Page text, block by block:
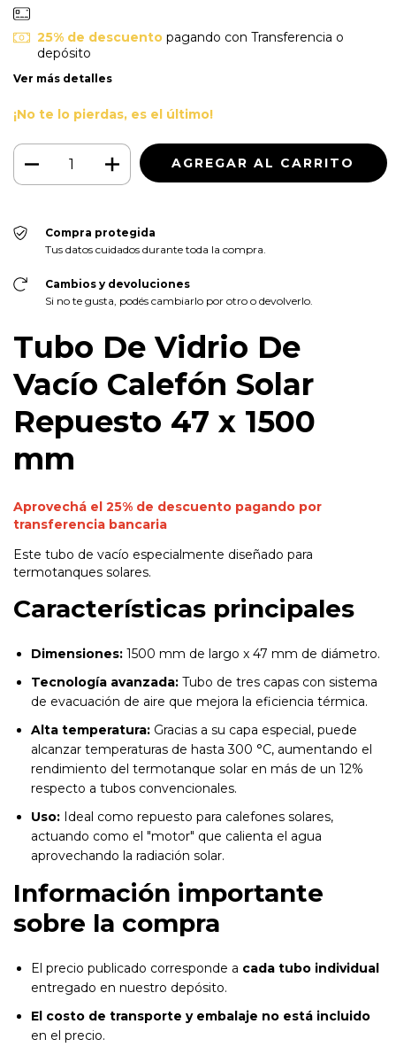
25% de descuentopagando con Transferencia o
depósito
Ver más detalles
¡No te lo pierdas, es el último!
Compra protegida
Tus datos cuidados durante toda la compra.
Cambios y devoluciones
Si no te gusta, podés cambiarlo por otro o devolverlo.
Tubo De Vidrio De
Vacío Calefón Solar
Repuesto 47 x 1500
mm
Aprovechá el 25% de descuento pagando por
transferencia bancaria
Este tubo de vacío especialmente diseñado para
termotanques solares.
Características principales
Dimensiones: 1500 mm de largo x 47 mm de diámetro.
Tecnología avanzada: Tubo de tres capas con sistema
de evacuación de aire que mejora la eficiencia térmica.
Alta temperatura: Gracias a su capa especial, puede
alcanzar temperaturas de hasta 300 °C, aumentando el
rendimiento del termotanque solar en más de un 12%
respecto a tubos convencionales.
Uso: Ideal como repuesto para calefones solares,
actuando como el "motor" que calienta el agua
aprovechando la radiación solar.
Información importante
sobre la compra
El precio publicado corresponde a cada tubo individual
entregado en nuestro depósito.
El costo de transporte y embalaje no está incluido
en el precio.